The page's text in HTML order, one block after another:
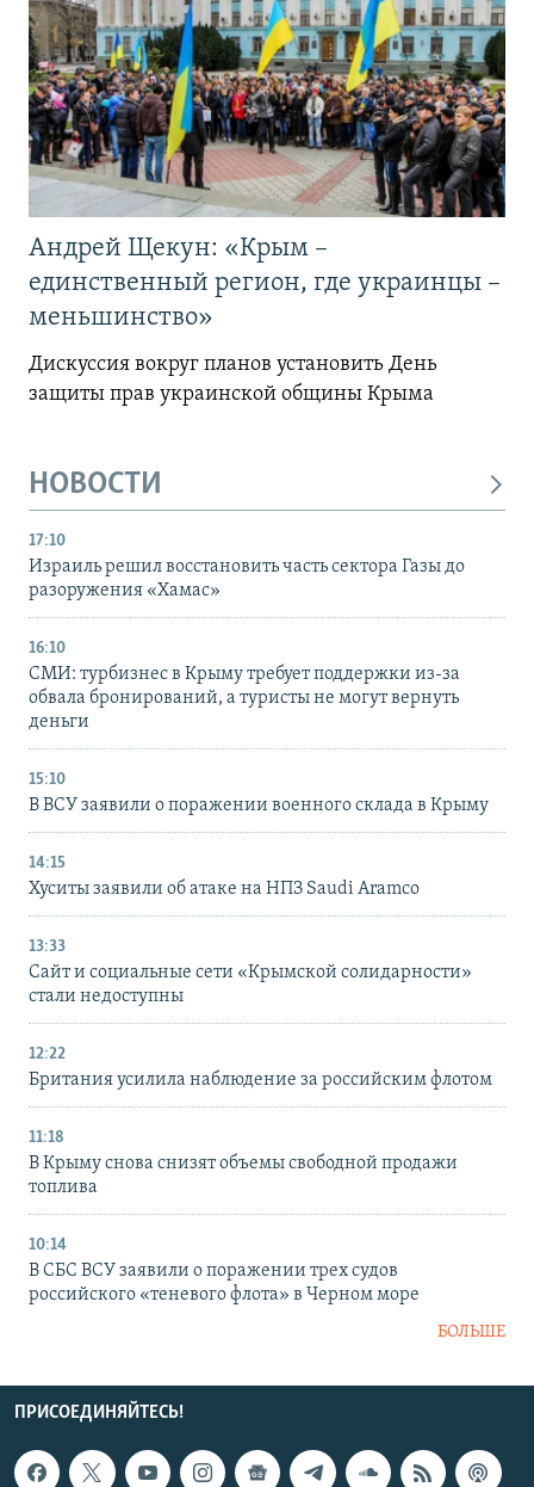
Андрей Щекун: «Крым –
единственный регион, где украинцы –
меньшинство»
Дискуссия вокруг планов установить День
защиты прав украинской общины Крыма
НОВОСТИ
17:10
Израиль решил восстановить часть сектора Газы до
разоружения «Хамас»
16:10
СМИ: турбизнес в Крыму требует поддержки из-за
обвала бронирований, а туристы не могут вернуть
деньги
15:10
В ВСУ заявили о поражении военного склада в Крыму
14:15
Хуситы заявили об атаке на НПЗ Saudi Aramco
13:33
Сайт и социальные сети «Крымской солидарности»
стали недоступны
12:22
Британия усилила наблюдение за российским флотом
11:18
В Крыму снова снизят объемы свободной продажи
топлива
10:14
В СБС ВСУ заявили о поражении трех судов
российского «теневого флота» в Черном море
БОЛЬШЕ
ПРИСОЕДИНЯЙТЕСЬ!